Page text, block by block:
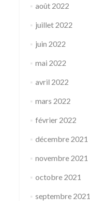
août 2022
juillet 2022
juin 2022
mai 2022
avril 2022
mars 2022
février 2022
décembre 2021
novembre 2021
octobre 2021
septembre 2021